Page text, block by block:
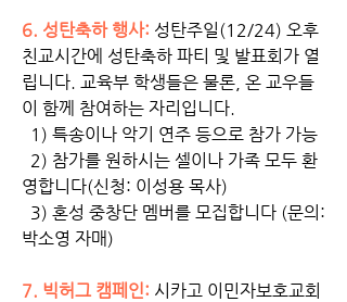
6. 성탄축하 행사: 성탄주일(12/24) 오후
친교시간에 성탄축하 파티 및 발표회가 열
립니다. 교육부 학생들은 물론, 온 교우들
이 함께 참여하는 자리입니다.
  1) 특송이나 악기 연주 등으로 참가 가능
영합니다(신청: 이성용 목사)
박소영 자매)
7. 빅허그 캠페인: 시카고 이민자보호교회